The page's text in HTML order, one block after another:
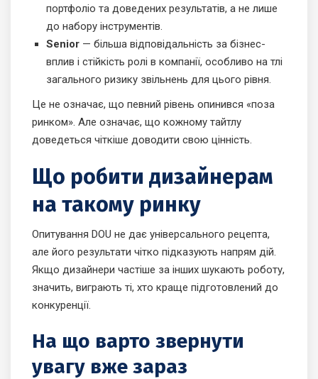
портфоліо та доведених результатів, а не лише
до набору інструментів.
Senior — більша відповідальність за бізнес-
вплив і стійкість ролі в компанії, особливо на тлі
загального ризику звільнень для цього рівня.
Це не означає, що певний рівень опинився «поза
ринком». Але означає, що кожному тайтлу
доведеться чіткіше доводити свою цінність.
Що робити дизайнерам
на такому ринку
Опитування DOU не дає універсального рецепта,
але його результати чітко підказують напрям дій.
Якщо дизайнери частіше за інших шукають роботу,
значить, виграють ті, хто краще підготовлений до
конкуренції.
На що варто звернути
увагу вже зараз